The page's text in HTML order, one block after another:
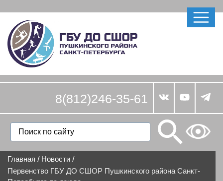
8(812)246-35-61
Главная / Новости /
Первенство ГБУ ДО СШОР Пушкинского района Санкт-